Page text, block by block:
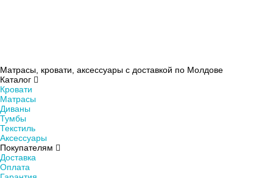
небольшая масса.
Как правильно выбрать одеяло?
Чтобы покупка одеяла радовала вас долгое время,
необходимо знать, как правильно его выбрать:
Размеры. У нас доступны изделия следующих размеров:
Матрасы, кровати, аксессуары с доставкой по Молдове
Каталог
Кровати
Матрасы
Диваны
Тумбы
Текстиль
Аксессуары
Покупателям
Доставка
Оплата